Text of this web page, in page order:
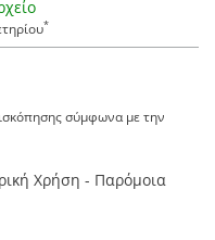
*
σύμφωνα με την
Χρήση - Παρόμοια